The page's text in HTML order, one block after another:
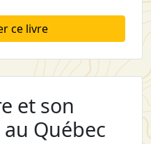
ce livre
et son
Québec